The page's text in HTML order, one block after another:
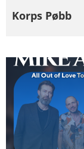
Korps Pøbb